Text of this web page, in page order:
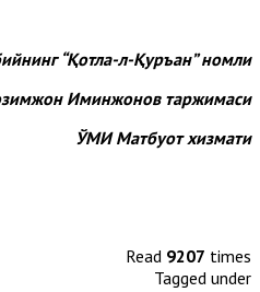
“Қотла-л-Қуръан” номли
Иминжонов таржимаси
ЎМИ Матбуот хизмати
Read 9207 times
Tagged under